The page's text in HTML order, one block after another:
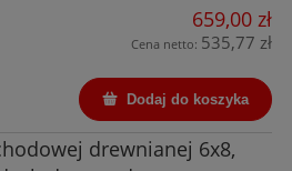
659,00 zł
Cena netto: 535,77 zł
Dodaj do koszyka
drewnianej 6x8,